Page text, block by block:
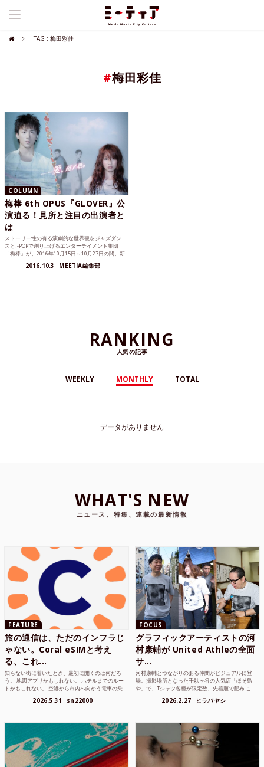
TAG : 梅田彩佳
#梅田彩佳
COLUMN
梅棒 6th OPUS『GLOVER』公
演迫る！見所と注目の出演者と
は
ストーリー性の有る演劇的な世界観をジャズダン
スとJ-POPで創り上げるエンターテイメント集団
「梅棒」が、2016年10月15日～10月27日の間、新
2016.10.3 MEETIA編集部
RANKING
人気の記事
WEEKLY MONTHLY TOTAL
データがありません
WHAT'S NEW
ニュース、特集、連載の最新情報
FEATURE
旅の通信は、ただのインフラじ
ゃない。Coral eSIMと考え
る、これ...
知らない街に着いたとき、最初に開くのは何だろ
う。 地図アプリかもしれない。 ホテルまでのルー
トかもしれない。 空港から市内へ向かう電車の乗
2026.5.31 sn22000
FOCUS
グラフィックアーティストの河
村康輔が United Athleの全面
サ...
河村康輔とつながりのある仲間がビジュアルに登
場。撮影場所となった千駄ヶ谷の人気店「ほそ島
や」で、Tシャツ各種が限定数、先着順で配布 こ
2026.2.27 ヒラバヤシ